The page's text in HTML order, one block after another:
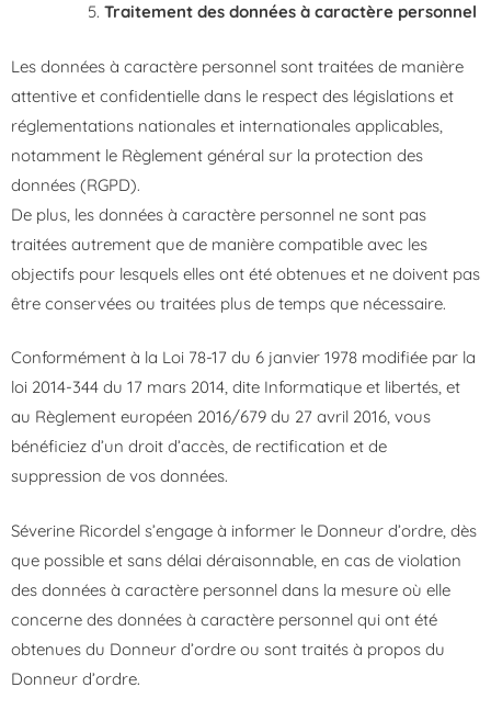
Traitement des données à caractère personnel
Les données à caractère personnel sont traitées de manière
attentive et confidentielle dans le respect des législations et
réglementations nationales et internationales applicables,
notamment le Règlement général sur la protection des
données (RGPD).
De plus, les données à caractère personnel ne sont pas
traitées autrement que de manière compatible avec les
objectifs pour lesquels elles ont été obtenues et ne doivent pas
être conservées ou traitées plus de temps que nécessaire.
Conformément à la Loi 78-17 du 6 janvier 1978 modifiée par la
loi 2014-344 du 17 mars 2014, dite Informatique et libertés, et
au Règlement européen 2016/679 du 27 avril 2016, vous
bénéficiez d’un droit d’accès, de rectification et de
suppression de vos données.
Séverine Ricordel s’engage à informer le Donneur d’ordre, dès
que possible et sans délai déraisonnable, en cas de violation
des données à caractère personnel dans la mesure où elle
concerne des données à caractère personnel qui ont été
obtenues du Donneur d’ordre ou sont traités à propos du
Donneur d’ordre.